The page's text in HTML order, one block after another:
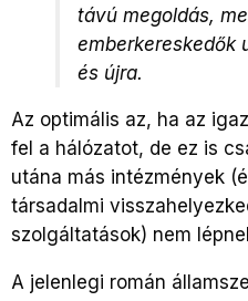
távú megoldás,
emberkereskedők
és újra.
Az optimális az, ha az
fel a hálózatot, de ez is
utána más intézmények
társadalmi
szolgáltatások) nem
A jelenlegi román